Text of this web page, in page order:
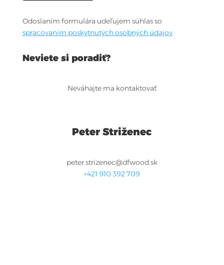
Odoslaním formulára udeľujem súhlas so
spracovaním poskytnutých osobných údajov
Neviete si poradiť?
Neváhajte ma kontaktovať
Peter Striženec
peter.strizenec@dfwood.sk
+421 910 392 709